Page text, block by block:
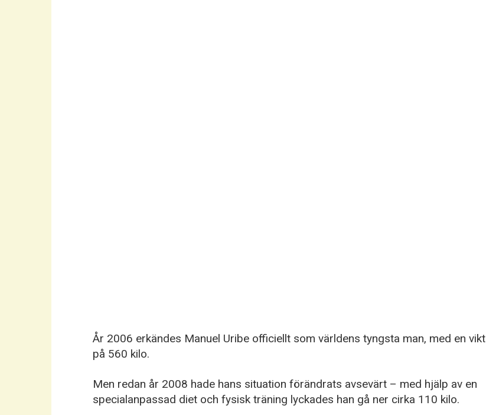
År 2006 erkändes Manuel Uribe officiellt som världens tyngsta man, med en vikt
på 560 kilo.
Men redan år 2008 hade hans situation förändrats avsevärt – med hjälp av en
specialanpassad diet och fysisk träning lyckades han gå ner cirka 110 kilo.